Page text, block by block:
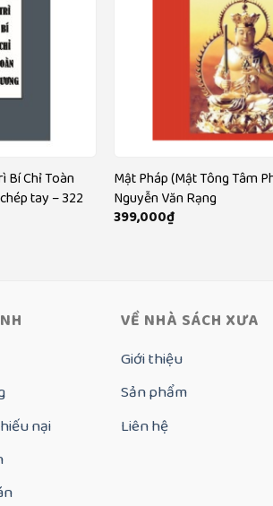
Bí Chỉ Toàn
tay – 322
Mật Pháp (Mật Tông Tâm
Nguyễn Văn Rạng
399,000₫
nại
VỀ NHÀ SÁCH XƯA
Giới thiệu
Sản phẩm
Liên hệ